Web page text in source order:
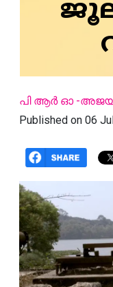
പി ആര്‍ ഓ -
Published on 06